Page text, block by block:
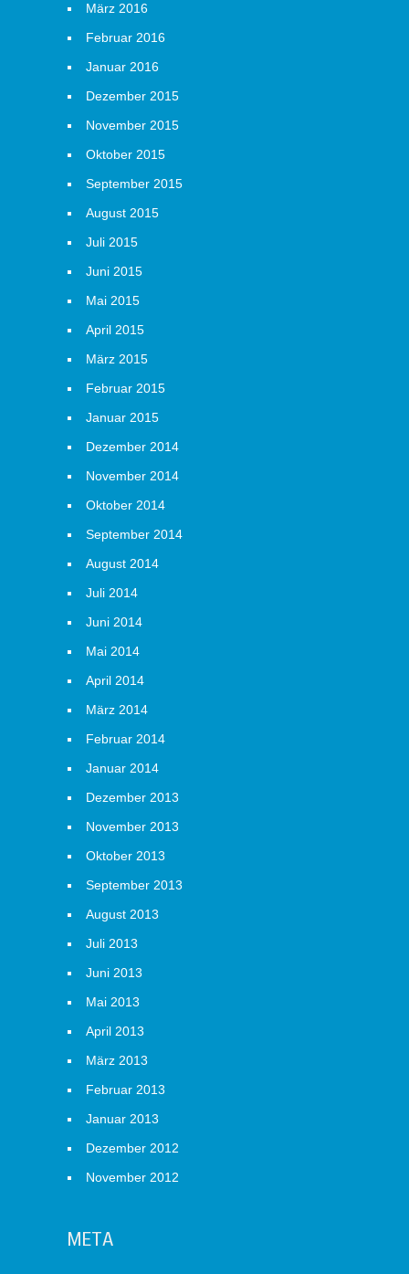
März 2016
Februar 2016
Januar 2016
Dezember 2015
November 2015
Oktober 2015
September 2015
August 2015
Juli 2015
Juni 2015
Mai 2015
April 2015
März 2015
Februar 2015
Januar 2015
Dezember 2014
November 2014
Oktober 2014
September 2014
August 2014
Juli 2014
Juni 2014
Mai 2014
April 2014
März 2014
Februar 2014
Januar 2014
Dezember 2013
November 2013
Oktober 2013
September 2013
August 2013
Juli 2013
Juni 2013
Mai 2013
April 2013
März 2013
Februar 2013
Januar 2013
Dezember 2012
November 2012
META